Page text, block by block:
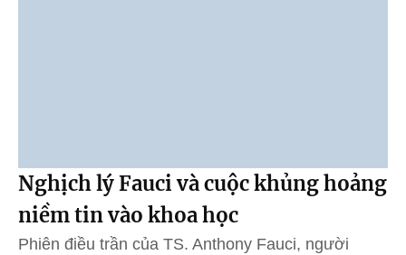
Nghịch lý Fauci và cuộc khủng hoảng
niềm tin vào khoa học
Phiên điều trần của TS. Anthony Fauci, người